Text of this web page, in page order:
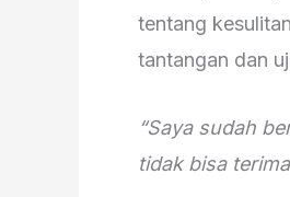
tentang
tantangan dan
“Saya sudah
tidak bisa